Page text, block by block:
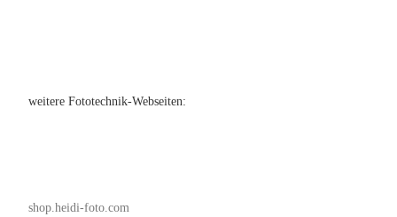
weitere Fototechnik-Webseiten:
shop.heidi-foto.com